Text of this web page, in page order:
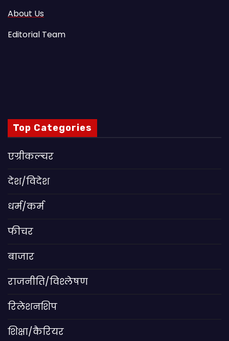
About Us
Editorial Team
Top Categories
एग्रीकल्चर
देश/विदेश
धर्म/कर्म
फीचर
बाजार
राजनीति/विश्लेषण
रिलेशनशिप
शिक्षा/कैरियर